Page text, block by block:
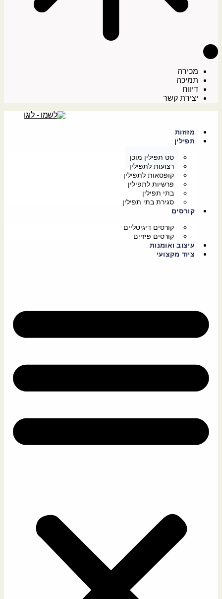
מכירה
תמיכה
דיווח
יצירת קשר
מזוזות
תפילין
סט תפילין מוכן
רצועות לתפילין
קופסאות לתפילין
פרשיות לתפילין
בתי תפילין
סגירת בתי תפילין
קורסים
קורסים דיגיטליים
קורסים פיזיים
עיצוב ואומנות
ציוד מקצועי